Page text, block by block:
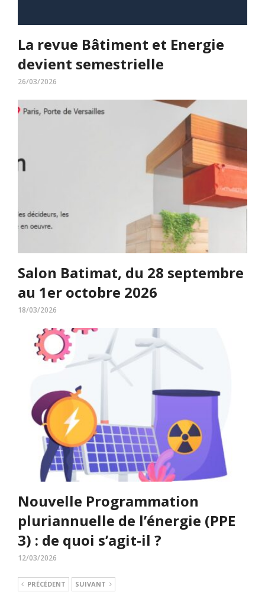
La revue Bâtiment et Energie
devient semestrielle
26/03/2026
Salon Batimat, du 28 septembre
au 1er octobre 2026
18/03/2026
Nouvelle Programmation
pluriannuelle de l’énergie (PPE
3) : de quoi s’agit-il ?
12/03/2026
PRÉCÉDENT SUIVANT